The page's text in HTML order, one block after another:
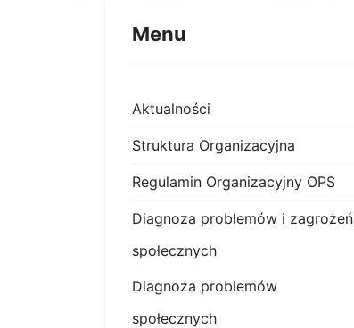
Menu
Aktualności
Struktura Organizacyjna
Regulamin Organizacyjny OPS
Diagnoza problemów i zagrożeń
społecznych
Diagnoza problemów
społecznych